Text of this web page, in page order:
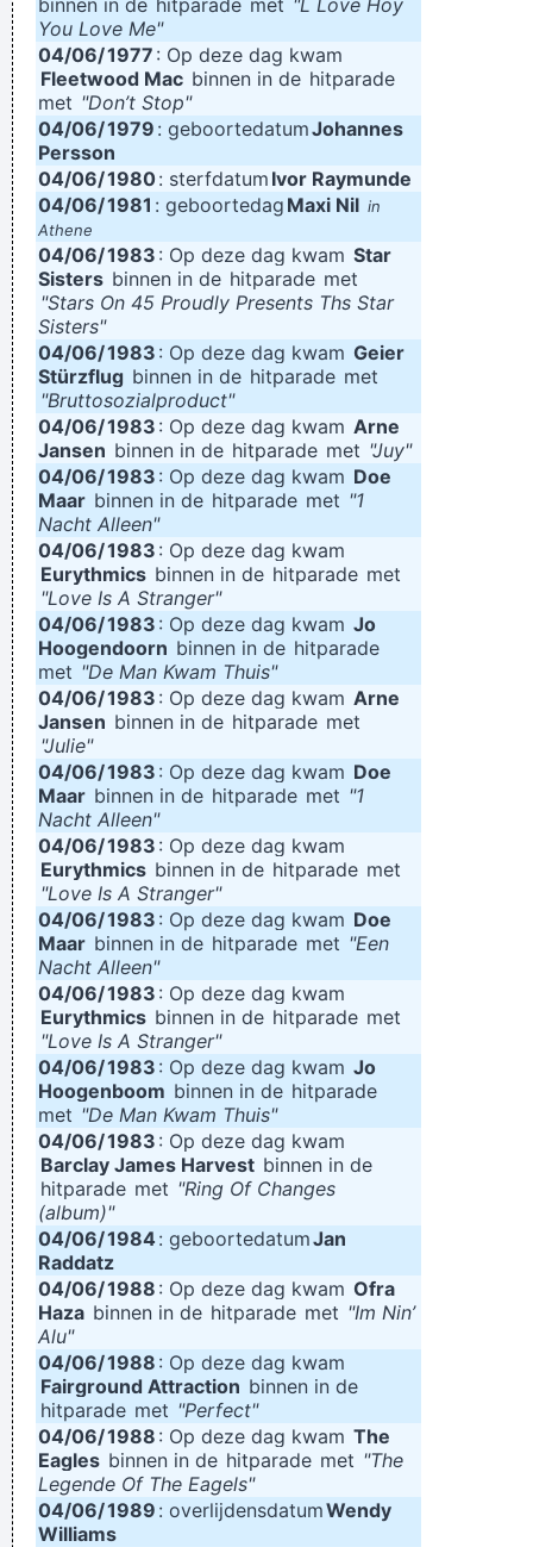
binnen in de hitparade met "L Love Hoy
You Love Me"
04/06/1977 : Op deze dag kwam
Fleetwood Mac binnen in de hitparade
met "Don’t Stop"
04/06/1979 : geboortedatumJohannes
Persson
04/06/1980: sterfdatum Ivor Raymunde
04/06/1981 : geboortedag Maxi Nil in
Athene
04/06/1983 : Op deze dag kwam Star
Sisters binnen in de hitparade met
"Stars On 45 Proudly Presents Ths Star
Sisters"
04/06/1983 : Op deze dag kwam Geier
Stürzflug binnen in de hitparade met
"Bruttosozialproduct"
04/06/1983 : Op deze dag kwam Arne
Jansen binnen in de hitparade met "Juy"
04/06/1983 : Op deze dag kwam Doe
Maar binnen in de hitparade met "1
Nacht Alleen"
04/06/1983 : Op deze dag kwam
Eurythmics binnen in de hitparade met
"Love Is A Stranger"
04/06/1983 : Op deze dag kwam Jo
Hoogendoorn binnen in de hitparade
met "De Man Kwam Thuis"
04/06/1983 : Op deze dag kwam Arne
Jansen binnen in de hitparade met
"Julie"
04/06/1983 : Op deze dag kwam Doe
Maar binnen in de hitparade met "1
Nacht Alleen"
04/06/1983 : Op deze dag kwam
Eurythmics binnen in de hitparade met
"Love Is A Stranger"
04/06/1983 : Op deze dag kwam Doe
Maar binnen in de hitparade met "Een
Nacht Alleen"
04/06/1983 : Op deze dag kwam
Eurythmics binnen in de hitparade met
"Love Is A Stranger"
04/06/1983 : Op deze dag kwam Jo
Hoogenboom binnen in de hitparade
met "De Man Kwam Thuis"
04/06/1983 : Op deze dag kwam
Barclay James Harvest binnen in de
hitparade met "Ring Of Changes
(album)"
04/06/1984 : geboortedatumJan
Raddatz
04/06/1988 : Op deze dag kwam Ofra
Haza binnen in de hitparade met "Im Nin’
Alu"
04/06/1988 : Op deze dag kwam
Fairground Attraction binnen in de
hitparade met "Perfect"
04/06/1988 : Op deze dag kwam The
Eagles binnen in de hitparade met "The
Legende Of The Eagels"
04/06/1989 : overlijdensdatumWendy
Williams